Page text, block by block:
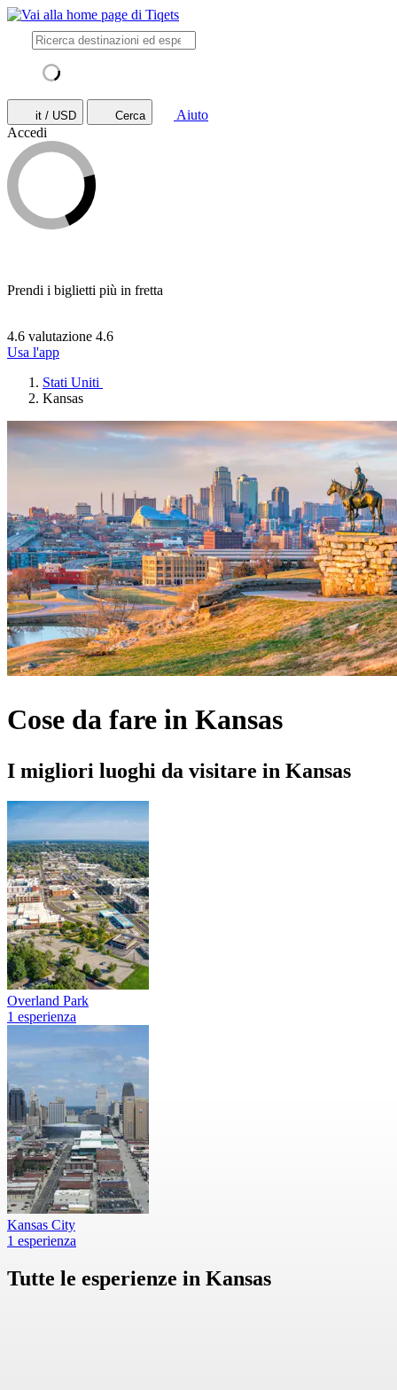
it / USD Cerca
Aiuto
Accedi
Prendi i biglietti più in fretta
4.6 valutazione 4.6
Usa l'app
Stati Uniti
Kansas
Cose da fare in Kansas
I migliori luoghi da visitare in Kansas
Overland Park
1 esperienza
Kansas City
1 esperienza
Tutte le esperienze in Kansas